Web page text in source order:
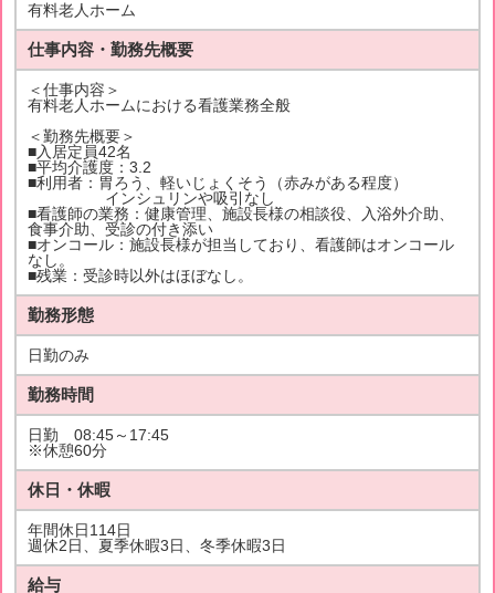
有料老人ホーム
仕事内容・勤務先概要
＜仕事内容＞
有料老人ホームにおける看護業務全般
＜勤務先概要＞
■入居定員42名
■平均介護度：3.2
■利用者：胃ろう、軽いじょくそう（赤みがある程度）
インシュリンや吸引なし
■看護師の業務：健康管理、施設長様の相談役、入浴外介助、
食事介助、受診の付き添い
■オンコール：施設長様が担当しており、看護師はオンコール
なし。
■残業：受診時以外はほぼなし。
勤務形態
日勤のみ
勤務時間
日勤 08:45～17:45
※休憩60分
休日・休暇
年間休日114日
週休2日、夏季休暇3日、冬季休暇3日
給与